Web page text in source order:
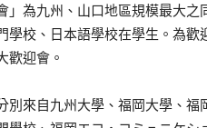
為九州、山口地區規模最大之
學校、日本語學校在學生。為
歡迎會。
來自九州大學、福岡大學、福